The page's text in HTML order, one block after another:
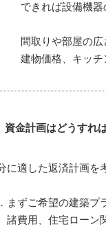
できれば設備機
間取りや部屋の
建物価格、キッチ
金計画はどうすれ
に適した返済計画を
まずご希望の建築プ
用、住宅ローン関